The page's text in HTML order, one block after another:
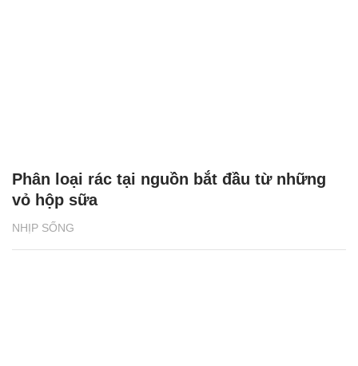
NHỊP SỐNG
Phân loại rác tại nguồn bắt đầu từ những
vỏ hộp sữa